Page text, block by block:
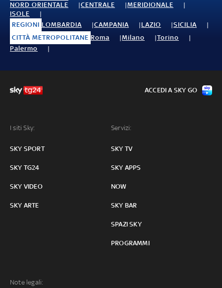
NORD ORIENTALE
CENTRALE
MERIDIONALE
ISOLE
REGIONI LOMBARDIA CAMPANIA LAZIO
SICILIA
CITTÀ METROPOLITANE Roma Milano
Torino
Palermo
I siti Sky:
SKY SPORT
SKY TG24
SKY VIDEO
SKY ARTE
Servizi:
SKY TV
SKY APPS
NOW
SKY BAR
SPAZI SKY
PROGRAMMI
Note legali:
ACCEDI A SKY GO